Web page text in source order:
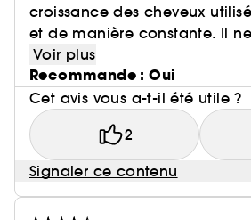
croissance des cheveux
et de manière constante. Il
Voir plus
Recommande : Oui
Cet avis vous a-t-il été utile ?
2
Signaler ce contenu